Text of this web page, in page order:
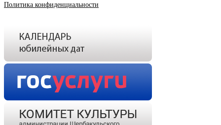
Политика конфиденциальности